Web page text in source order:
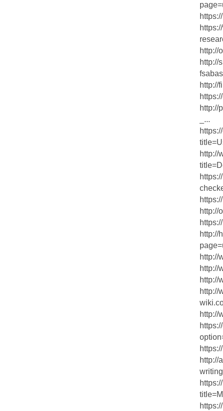
http://
http://
http://
http://
_...
http://
http://
http://
http://
http://
http://
http://
http://
http://